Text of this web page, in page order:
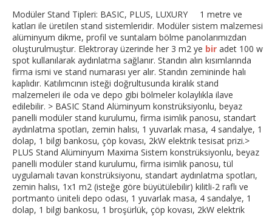
Modüler Stand Tipleri: BASIC, PLUS, LUXURY 1 metre ve
katları ile üretilen stand sistemleridir. Modüler sistem malzemesi
alüminyum dikme, profil ve suntalam bölme panolarımızdan
oluşturulmuştur. Elektroray üzerinde her 3 m2 ye bir adet 100 w
spot kullanılarak aydınlatma sağlanır. Standın alın kısımlarında
firma ismi ve stand numarası yer alır. Standın zemininde halı
kaplıdır. Katılımcının isteği doğrultusunda kiralık stand
malzemeleri ile oda ve depo gibi bölmeler kolaylıkla ilave
edilebilir. > BASIC Stand Alüminyum konstrüksiyonlu, beyaz
panelli modüler stand kurulumu, firma isimlik panosu, standart
aydınlatma spotları, zemin halısı, 1 yuvarlak masa, 4 sandalye, 1
dolap, 1 bilgi bankosu, çöp kovası, 2kW elektrik tesisat prizi.>
PLUS Stand Alüminyum Maxima Sistem konstrüksiyonlu, beyaz
panelli modüler stand kurulumu, firma isimlik panosu, tül
uygulamalı tavan konstrüksiyonu, standart aydınlatma spotları,
zemin halısı, 1x1 m2 (isteğe göre büyütülebilir) kilitli-2 raflı ve
portmanto üniteli depo odası, 1 yuvarlak masa, 4 sandalye, 1
dolap, 1 bilgi bankosu, 1 broşürlük, çöp kovası, 2kW elektrik